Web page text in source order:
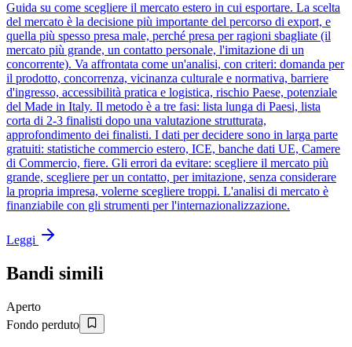
Guida su come scegliere il mercato estero in cui esportare. La scelta
del mercato è la decisione più importante del percorso di export, e
quella più spesso presa male, perché presa per ragioni sbagliate (il
mercato più grande, un contatto personale, l'imitazione di un
concorrente). Va affrontata come un'analisi, con criteri: domanda per
il prodotto, concorrenza, vicinanza culturale e normativa, barriere
d'ingresso, accessibilità pratica e logistica, rischio Paese, potenziale
del Made in Italy. Il metodo è a tre fasi: lista lunga di Paesi, lista
corta di 2-3 finalisti dopo una valutazione strutturata,
approfondimento dei finalisti. I dati per decidere sono in larga parte
gratuiti: statistiche commercio estero, ICE, banche dati UE, Camere
di Commercio, fiere. Gli errori da evitare: scegliere il mercato più
grande, scegliere per un contatto, per imitazione, senza considerare
la propria impresa, volerne scegliere troppi. L'analisi di mercato è
finanziabile con gli strumenti per l'internazionalizzazione.
Leggi
Bandi simili
Aperto
Fondo perduto